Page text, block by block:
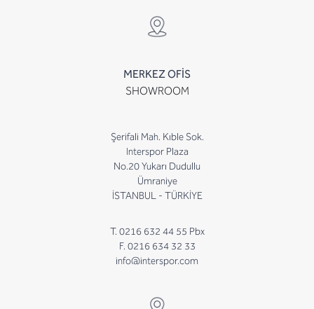
MERKEZ OFİS
SHOWROOM
Şerifali Mah. Kıble Sok.
Interspor Plaza
No.20 Yukarı Dudullu
Ümraniye
İSTANBUL - TÜRKİYE
T. 0216 632 44 55 Pbx
F. 0216 634 32 33
info@interspor.com